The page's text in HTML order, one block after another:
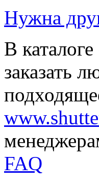
Нужна
В
заказать
FAQ